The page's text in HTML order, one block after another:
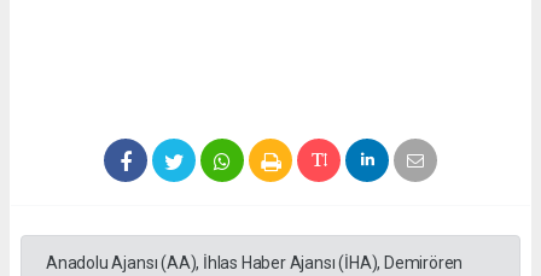
Anadolu Ajansı (AA), İhlas Haber Ajansı (İHA), Demirören